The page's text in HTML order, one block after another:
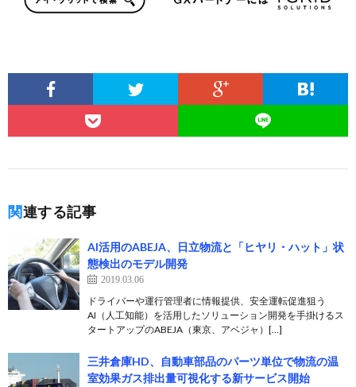
関連する記事
AI活用のABEJA、日立物流と「ヒヤリ・ハット」状
態検出のモデル開発
2019.03.06
ドライバーや運行管理者に情報提供、安全運転促進狙う
AI（人工知能）を活用したソリューション開発を手掛けるス
タートアップのABEJA（東京、アベジャ）[…]
三井倉庫HD、自動車部品のパーツ単位で物流の温
室効果ガス排出量可視化する新サービス開始